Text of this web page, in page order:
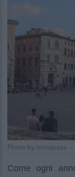
Photo by tonixjesse –
Come ogni